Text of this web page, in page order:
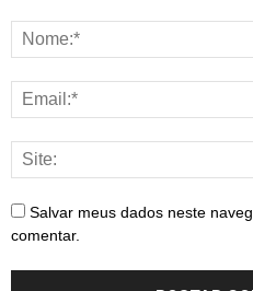
Salvar meus dados neste
comentar.